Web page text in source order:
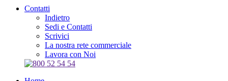
Contatti
Indietro
Sedi e Contatti
Scrivici
La nostra rete commerciale
Lavora con Noi